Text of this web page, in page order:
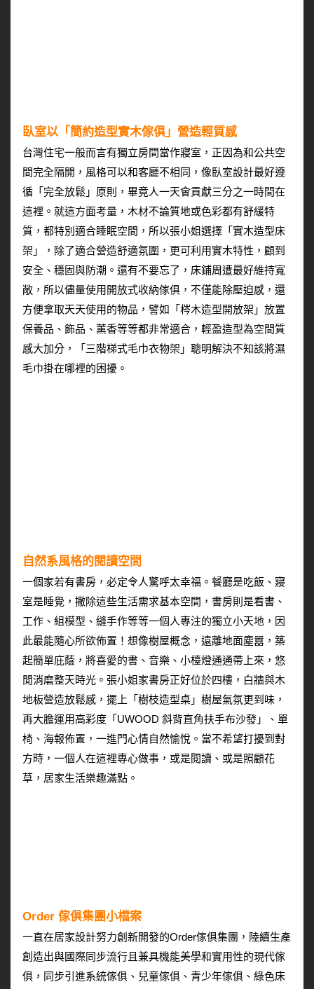
臥室以「簡約造型實木傢俱」營造輕質感
台灣住宅一般而言有獨立房間當作寢室，正因為和公共空
間完全隔開，風格可以和客廳不相同，像臥室設計最好遵
循「完全放鬆」原則，畢竟人一天會貢獻三分之一時間在
這裡。就這方面考量，木材不論質地或色彩都有舒緩特
質，都特別適合睡眠空間，所以張小姐選擇「實木造型床
架」，除了適合營造舒適氛圍，更可利用實木特性，顧到
安全、穩固與防潮。還有不要忘了，床鋪周遭最好維持寬
敞，所以儘量使用開放式收納傢俱，不僅能除壓迫感，還
方便拿取天天使用的物品，譬如「梣木造型開放架」放置
保養品、飾品、薰香等等都非常適合，輕盈造型為空間質
感大加分，「三階梯式毛巾衣物架」聰明解決不知該將濕
毛巾掛在哪裡的困擾。
自然系風格的閱讀空間
一個家若有書房，必定令人驚呼太幸福。餐廳是吃飯、寢
室是睡覺，撇除這些生活需求基本空間，書房則是看書、
工作、組模型、縫手作等等一個人專注的獨立小天地，因
此最能隨心所欲佈置！想像樹屋概念，遠離地面塵囂，築
起簡單庇蔭，將喜愛的書、音樂、小檯燈通通帶上來，悠
閒消磨整天時光。張小姐家書房正好位於四樓，白牆與木
地板營造放鬆感，擺上「樹枝造型桌」樹屋氣氛更到味，
再大膽運用高彩度「UWOOD 斜背直角扶手布沙發」、單
椅、海報佈置，一進門心情自然愉悅。當不希望打擾到對
方時，一個人在這裡專心做事，或是閱讀、或是照顧花
草，居家生活樂趣滿點。
Order 傢俱集團小檔案
一直在居家設計努力創新開發的Order傢俱集團，陸續生產
創造出與國際同步流行且兼具機能美學和實用性的現代傢
俱，同步引進系統傢俱、兒童傢俱、青少年傢俱、綠色床